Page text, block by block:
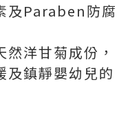
及Paraben防腐
洋甘菊成份，
及鎮靜嬰幼兒的